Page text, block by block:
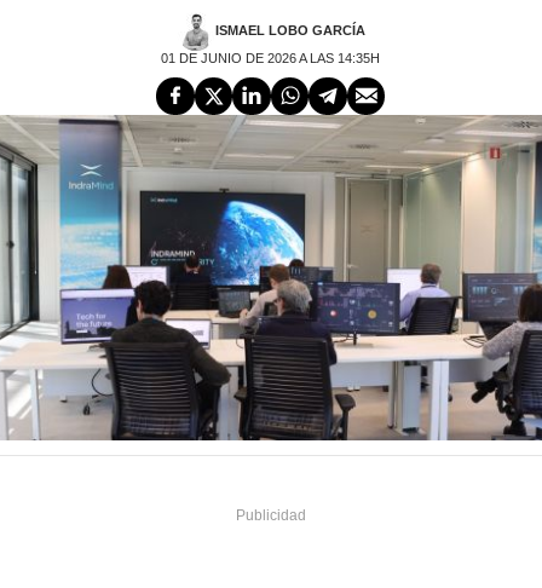
ISMAEL LOBO GARCÍA
01 DE JUNIO DE 2026 A LAS 14:35H